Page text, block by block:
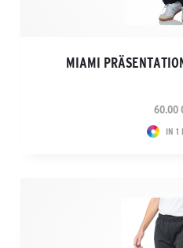
MIAMI
60.00
IN 1